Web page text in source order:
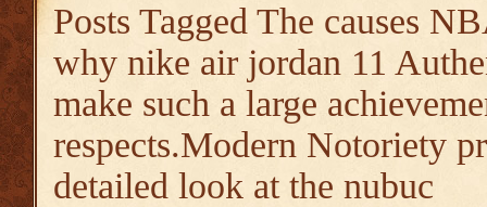
Posts Tagged The causes
why nike air jordan 11
make such a large
respects.Modern Notoriety
detailed look at the nubuc